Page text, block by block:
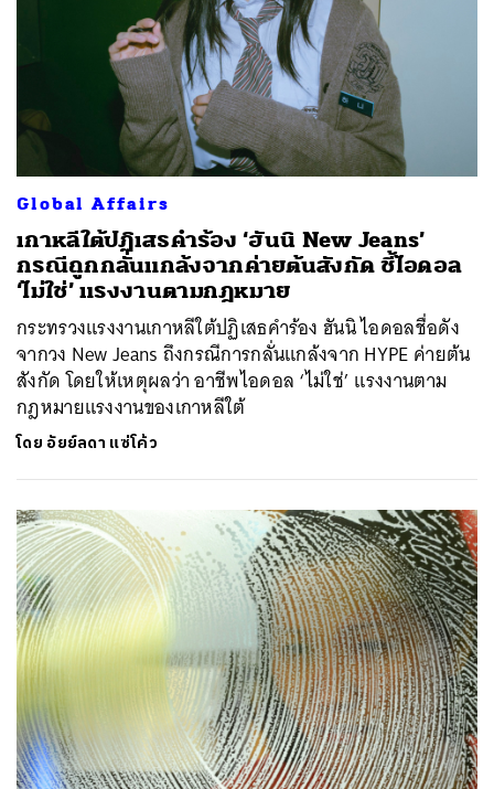
Global Affairs
เกาหลีใต้ปฏิเสธคำร้อง ‘ฮันนิ New Jeans’
กรณีถูกกลั่นแกล้งจากค่ายต้นสังกัด ชี้ไอดอล
‘ไม่ใช่’ แรงงานตามกฎหมาย
กระทรวงแรงงานเกาหลีใต้ปฏิเสธคำร้อง ฮันนิ ไอดอลชื่อดัง
จากวง New Jeans ถึงกรณีการกลั่นแกล้งจาก HYPE ค่ายต้น
สังกัด โดยให้เหตุผลว่า อาชีพไอดอล ‘ไม่ใช่’ แรงงานตาม
กฎหมายแรงงานของเกาหลีใต้
โดย อัยย์ลดา แซ่โค้ว